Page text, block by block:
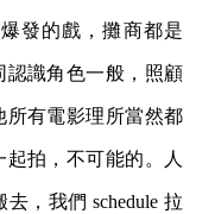
發的戲，攤商都是
認識角色一般，照顧
所有電影理所當然都
拍，不可能的。人
，我們 schedule 拉